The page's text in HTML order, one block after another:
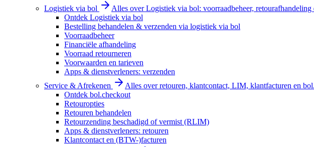
Logistiek via bol
Alles over Logistiek via bol: voorraadbeheer, retourafhandeling
Ontdek Logistiek via bol
Bestelling behandelen & verzenden via logistiek via bol
Voorraadbeheer
Financiële afhandeling
Voorraad retourneren
Voorwaarden en tarieven
Apps & dienstverleners: verzenden
Service & Afrekenen
Alles over retouren, klantcontact, LIM, klantfacturen en
Ontdek bol.checkout
Retouropties
Retouren behandelen
Retourzending beschadigd of vermist (RLIM)
Apps & dienstverleners: retouren
Klantcontact en (BTW-)facturen